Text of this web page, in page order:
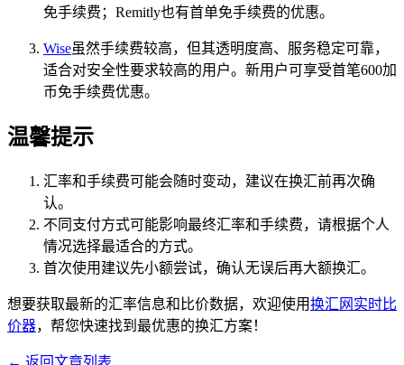
免手续费；Remitly也有首单免手续费的优惠。
Wise虽然手续费较高，但其透明度高、服务稳定可靠，
适合对安全性要求较高的用户。新用户可享受首笔600加
币免手续费优惠。
温馨提示
汇率和手续费可能会随时变动，建议在换汇前再次确
认。
不同支付方式可能影响最终汇率和手续费，请根据个人
情况选择最适合的方式。
首次使用建议先小额尝试，确认无误后再大额换汇。
想要获取最新的汇率信息和比价数据，欢迎使用换汇网实时比
价器，帮您快速找到最优惠的换汇方案！
← 返回文章列表